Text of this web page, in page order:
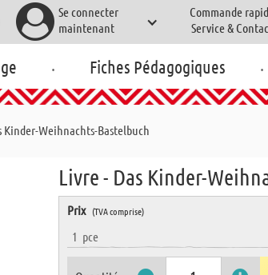
Se connecter
maintenant
Commande
Service &
. Fiches Pédagogiques .
Kinder-Weihnachts-Bastelbuch
Livre - Das Kinder-
Prix (TVA comprise)
1 pce